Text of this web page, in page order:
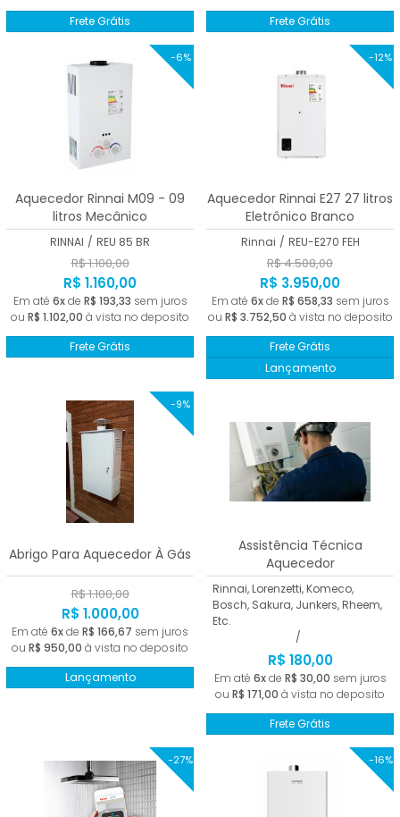
Frete Grátis
Frete Grátis
-6%
Aquecedor Rinnai M09 - 09
litros Mecânico
RINNAI / REU 85 BR
R$ 1.100,00
R$ 1.160,00
Em até 6xde R$ 193,33 sem juros
ou R$ 1.102,00 à vista no deposito
Frete Grátis
-12%
Aquecedor Rinnai E27 27 litros
Eletrônico Branco
Rinnai / REU-E270 FEH
R$ 4.508,00
R$ 3.950,00
Em até 6xde R$ 658,33 sem juros
ou R$ 3.752,50 à vista no deposito
Frete Grátis
Lançamento
-9%
Abrigo Para Aquecedor À Gás
R$ 1.100,00
R$ 1.000,00
Em até 6xde R$ 166,67 sem juros
ou R$ 950,00 à vista no deposito
Lançamento
Assistência Técnica
Aquecedor
Rinnai, Lorenzetti, Komeco,
Bosch, Sakura, Junkers, Rheem,
Etc.
/
R$ 180,00
Em até 6xde R$ 30,00 sem juros
ou R$ 171,00 à vista no deposito
Frete Grátis
-27% -16%